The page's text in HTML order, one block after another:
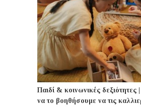
Παιδί & κοινωνικές δεξιότητες
να το βοηθήσουμε να τις